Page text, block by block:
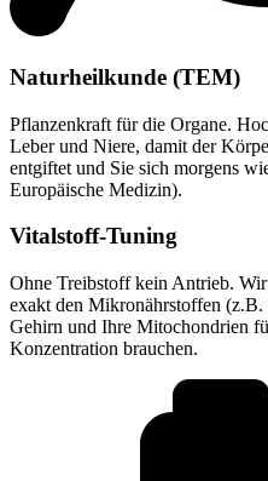
Naturheilkunde (TEM)
Pflanzenkraft für die Organe.
Leber und Niere, damit der
entgiftet und Sie sich morgens
Europäische Medizin).
Vitalstoff-Tuning
Ohne Treibstoff kein Antrieb.
exakt den Mikronährstoffen
Gehirn und Ihre Mitochondrien
Konzentration brauchen.